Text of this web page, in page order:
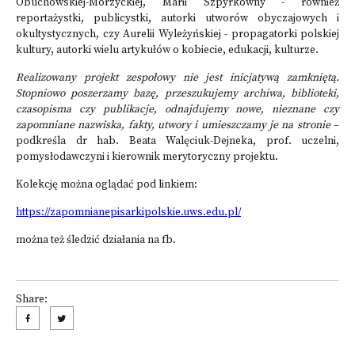
Obuchowskiej-Morzyckiej, Marii Szpyrkówny - również
reportażystki, publicystki, autorki utworów obyczajowych i
okultystycznych, czy Aurelii Wyleżyńskiej - propagatorki polskiej
kultury, autorki wielu artykułów o kobiecie, edukacji, kulturze.
Realizowany projekt zespołowy nie jest inicjatywą zamkniętą.
Stopniowo poszerzamy bazę, przeszukujemy archiwa, biblioteki,
czasopisma czy publikacje, odnajdujemy nowe, nieznane czy
zapomniane nazwiska, fakty, utwory i umieszczamy je na stronie–
podkreśla dr hab. Beata Walęciuk-Dejneka, prof. uczelni,
pomysłodawczyni i kierownik merytoryczny projektu.
Kolekcję można oglądać pod linkiem:
https://zapomnianepisarkipolskie.uws.edu.pl/
można też śledzić działania na fb.
Share: